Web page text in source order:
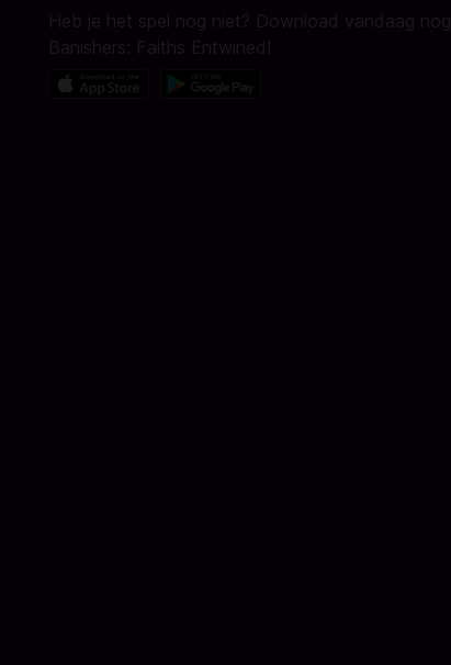
Heb je het spel nog niet? Download vandaag nog
Banishers: Faiths Entwined!